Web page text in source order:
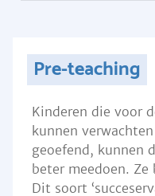
Pre-teaching
Kinderen die voor
kunnen
geoefend, kunnen
beter meedoen.
Dit soort